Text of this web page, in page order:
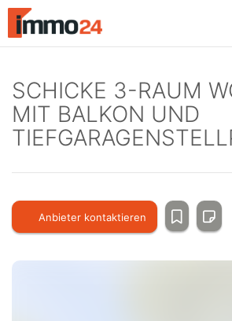
Accessibility
Modus
zum
Inhalt
SCHICKE 3-RAUM
MIT BALKON UND
Anbieter kontaktieren